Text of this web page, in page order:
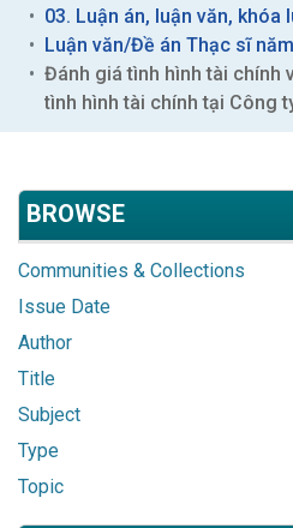
03. Luận án, luận văn, khóa
Luận văn/Đề án Thạc sĩ
Đánh giá tình hình tài chính
tình hình tài chính tại Công
BROWSE
Communities & Collections
Issue Date
Author
Title
Subject
Type
Topic